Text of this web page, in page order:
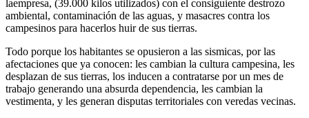
laempresa, (39.000 kilos utilizados) con el consiguiente destrozo
ambiental, contaminación de las aguas, y masacres contra los
campesinos para hacerlos huir de sus tierras.
Todo porque los habitantes se opusieron a las sismicas, por las
afectaciones que ya conocen: les cambian la cultura campesina, les
desplazan de sus tierras, los inducen a contratarse por un mes de
trabajo generando una absurda dependencia, les cambian la
vestimenta, y les generan disputas territoriales con veredas vecinas.